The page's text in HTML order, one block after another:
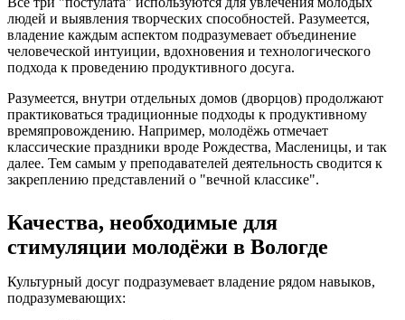
людей и выявления творческих способностей. Разумеется,
владение каждым аспектом подразумевает объединение
человеческой интуиции, вдохновения и технологического
подхода к проведению продуктивного досуга.
Разумеется, внутри отдельных домов (дворцов) продолжают
практиковаться традиционные подходы к продуктивному
времяпровождению. Например, молодёжь отмечает
классические праздники вроде Рождества, Масленицы, и так
далее. Тем самым у преподавателей деятельность сводится к
закреплению представлений о "вечной классике".
Качества, необходимые для
стимуляции молодёжи в Вологде
Культурный досуг подразумевает владение рядом навыков,
подразумевающих: